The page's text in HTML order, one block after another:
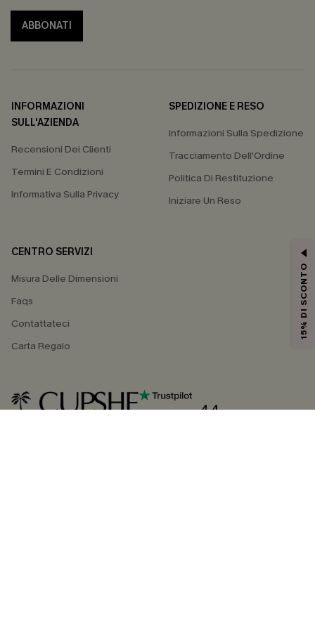
ABBONATI
INFORMAZIONI
SULL'AZIENDA
Recensioni Dei Clienti
Termini E Condizioni
Informativa Sulla Privacy
SPEDIZIONE E RESO
Informazioni Sulla Spedizione
Tracciamento Dell'Ordine
Politica Di Restituzione
Iniziare Un Reso
CENTRO SERVIZI
Misura Delle Dimensioni
Faqs
Contattateci
Carta Regalo
4.4
15% DI SCONTO